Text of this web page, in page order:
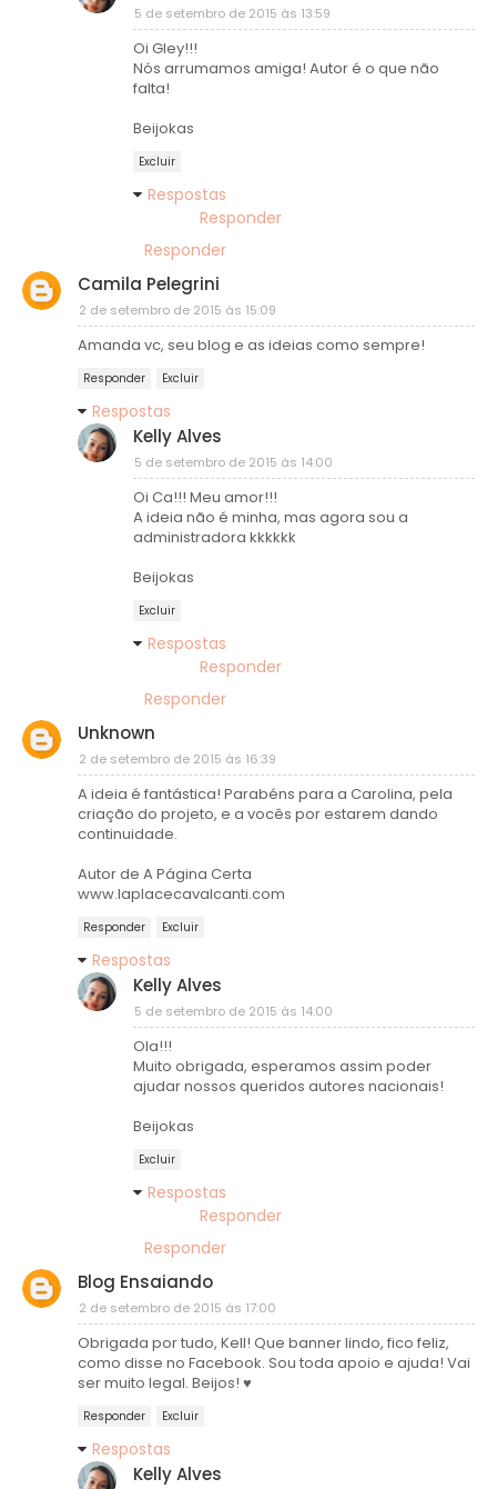
5 de setembro de 2015 às 13:59
Oi Gley!!!
Nós arrumamos amiga! Autor é o que não
falta!
Beijokas
Excluir
Respostas
Responder
Responder
Camila Pelegrini
2 de setembro de 2015 às 15:09
Amanda vc, seu blog e as ideias como sempre!
Responder Excluir
Respostas
Kelly Alves
5 de setembro de 2015 às 14:00
Oi Ca!!! Meu amor!!!
A ideia não é minha, mas agora sou a
administradora kkkkkk
Beijokas
Excluir
Respostas
Responder
Responder
Unknown
2 de setembro de 2015 às 16:39
A ideia é fantástica! Parabéns para a Carolina, pela
criação do projeto, e a vocês por estarem dando
continuidade.
Autor de A Página Certa
www.laplacecavalcanti.com
Responder Excluir
Respostas
Kelly Alves
5 de setembro de 2015 às 14:00
Ola!!!
Muito obrigada, esperamos assim poder
ajudar nossos queridos autores nacionais!
Beijokas
Excluir
Respostas
Responder
Responder
Blog Ensaiando
2 de setembro de 2015 às 17:00
Obrigada por tudo, Kell! Que banner lindo, fico feliz,
como disse no Facebook. Sou toda apoio e ajuda! Vai
ser muito legal. Beijos! ♥
Responder Excluir
Respostas
Kelly Alves